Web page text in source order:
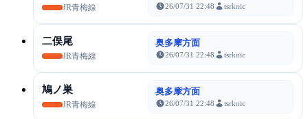
JR青梅線 26/07/31 22:48 tsrknic
二俣尾
JR青梅線
奥多摩方面
26/07/31 22:48 tsrknic
鳩ノ巣
JR青梅線
奥多摩方面
26/07/31 22:48 tsrknic